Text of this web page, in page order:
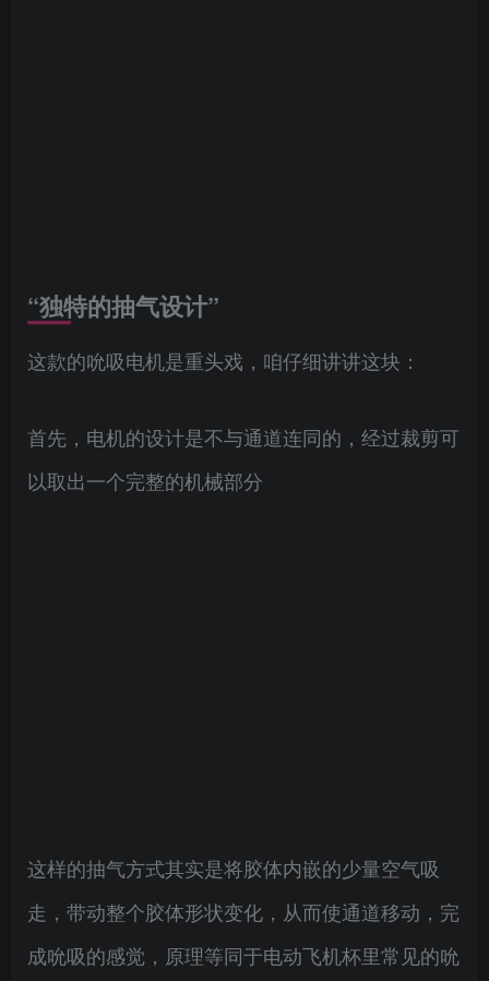
“独特的抽气设计”
这款的吮吸电机是重头戏，咱仔细讲讲这块：
首先，电机的设计是不与通道连同的，经过裁剪可
以取出一个完整的机械部分
这样的抽气方式其实是将胶体内嵌的少量空气吸
走，带动整个胶体形状变化，从而使通道移动，完
成吮吸的感觉，原理等同于电动飞机杯里常见的吮